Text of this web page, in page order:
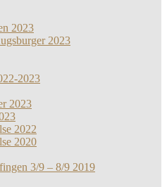
2023
2023
2023
2023
2022
2020
3/9 – 8/9 2019